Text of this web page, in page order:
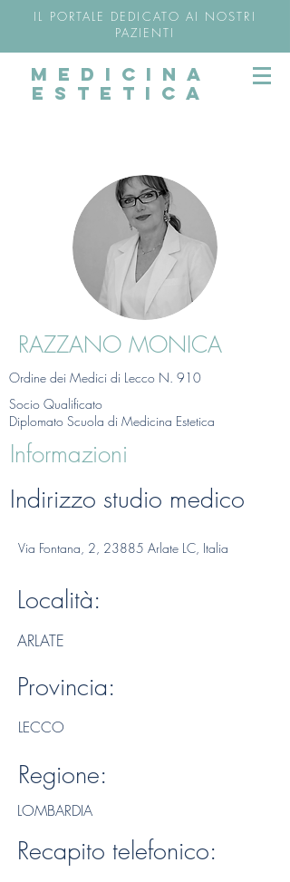
IL PORTALE DEDICATO AI NOSTRI
PAZIENTI
MEDICINA
ESTETICA
RAZZANO MONICA
Ordine dei Medici di Lecco N. 910
Socio Qualificato
Diplomato Scuola di Medicina Estetica
Informazioni
Indirizzo studio medico
Via Fontana, 2, 23885 Arlate LC, Italia
Località:
ARLATE
Provincia:
LECCO
Regione:
LOMBARDIA
Recapito telefonico: